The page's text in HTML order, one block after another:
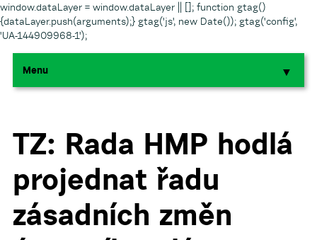
window.dataLayer = window.dataLayer || []; function gtag()
{dataLayer.push(arguments);} gtag('js', new Date()); gtag('config',
'UA-144909968-1');
Menu ▼
▼
TZ: Rada HMP hodlá
projednat řadu
zásadních změn